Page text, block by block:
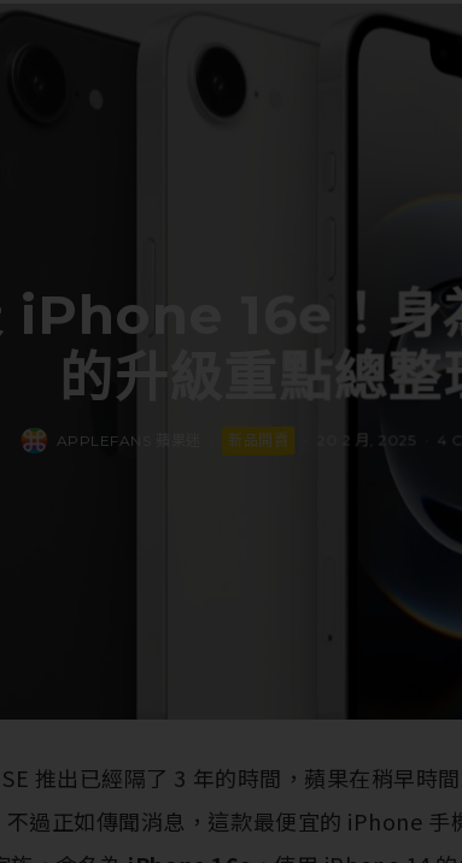
iPhone 16e！
的升級重點總整
APPLEFANS 蘋果迷 新品開賣 20 2 月, 2025 4
推出已經隔了 3 年的時間，蘋果在稍早時
過正如傳聞消息，這款最便宜的 iPhone 手